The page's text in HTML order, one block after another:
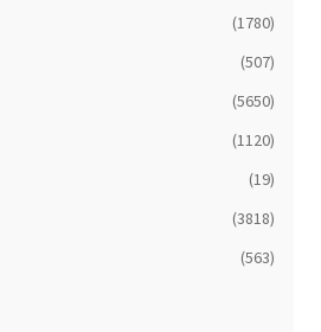
(1780)
(507)
(5650)
(1120)
(19)
(3818)
(563)